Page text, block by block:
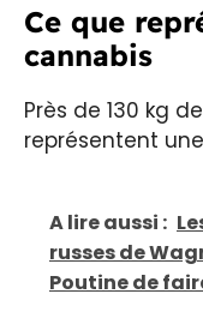
Ce que
cannabis
Près de 130 kg
représentent
A lire aussi :
russes de
Poutine de